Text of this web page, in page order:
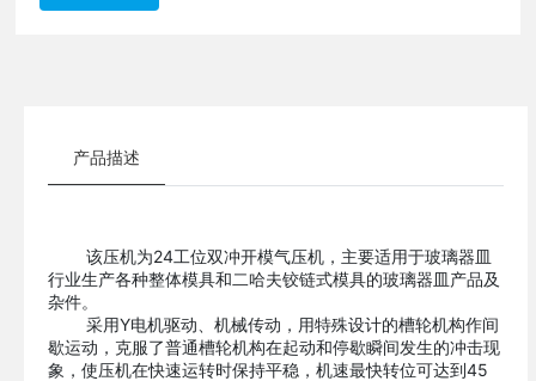
产品描述
该压机为24工位双冲开模气压机，主要适用于玻璃器皿
行业生产各种整体模具和二哈夫铰链式模具的玻璃器皿产品及
杂件。
采用Y电机驱动、机械传动，用特殊设计的槽轮机构作间
歇运动，克服了普通槽轮机构在起动和停歇瞬间发生的冲击现
象，使压机在快速运转时保持平稳，机速最快转位可达到45